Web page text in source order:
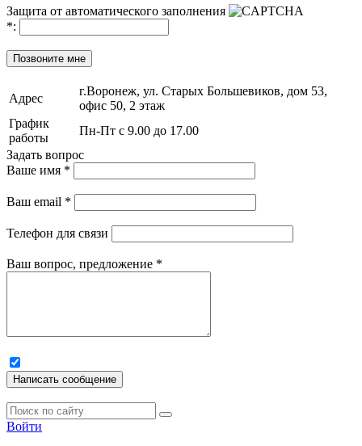
Защита от автоматического заполнения
*:
Позвоните мне
Адрес
г.Воронеж, ул. Старых Большевиков, дом 53,
офис 50, 2 этаж
График
работы
Пн-Пт с 9.00 до 17.00
Задать вопрос
Ваше имя *
Ваш email *
Телефон для связи
Ваш вопрос, предложение *
Написать сообщение
Войти